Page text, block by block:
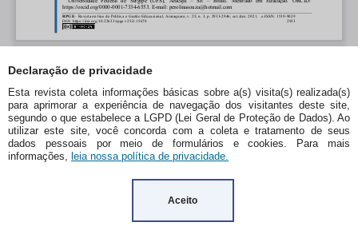
Declaração de privacidade
Esta revista coleta informações básicas sobre a(s) visita(s) realizada(s)
para aprimorar a experiência de navegação dos visitantes deste site,
segundo o que estabelece a LGPD (Lei Geral de Proteção de Dados). Ao
utilizar este site, você concorda com a coleta e tratamento de seus
dados pessoais por meio de formulários e cookies. Para mais
informações, leia nossa política de privacidade.
Aceito